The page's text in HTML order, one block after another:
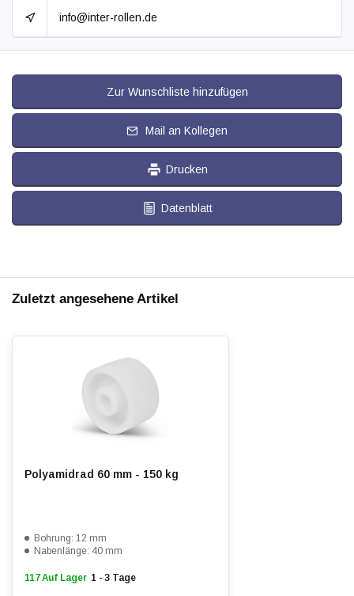
info@inter-rollen.de
Zur Wunschliste hinzufügen
Mail an Kollegen
Drucken
Datenblatt
Zuletzt angesehene Artikel
Polyamidrad 60 mm - 150 kg
Bohrung: 12 mm
Nabenlänge: 40 mm
117 Auf Lager 1 - 3 Tage